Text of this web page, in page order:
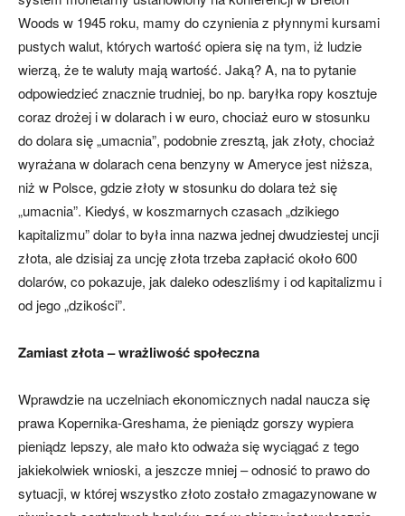
Woods w 1945 roku, mamy do czynienia z płynnymi kursami
pustych walut, których wartość opiera się na tym, iż ludzie
wierzą, że te waluty mają wartość. Jaką? A, na to pytanie
odpowiedzieć znacznie trudniej, bo np. baryłka ropy kosztuje
coraz drożej i w dolarach i w euro, chociaż euro w stosunku
do dolara się „umacnia”, podobnie zresztą, jak złoty, chociaż
wyrażana w dolarach cena benzyny w Ameryce jest niższa,
niż w Polsce, gdzie złoty w stosunku do dolara też się
„umacnia”. Kiedyś, w koszmarnych czasach „dzikiego
kapitalizmu” dolar to była inna nazwa jednej dwudziestej uncji
złota, ale dzisiaj za uncję złota trzeba zapłacić około 600
dolarów, co pokazuje, jak daleko odeszliśmy i od kapitalizmu i
od jego „dzikości”.
Zamiast złota – wrażliwość społeczna
Wprawdzie na uczelniach ekonomicznych nadal naucza się
prawa Kopernika-Greshama, że pieniądz gorszy wypiera
pieniądz lepszy, ale mało kto odważa się wyciągać z tego
jakiekolwiek wnioski, a jeszcze mniej – odnosić to prawo do
sytuacji, w której wszystko złoto zostało zmagazynowane w